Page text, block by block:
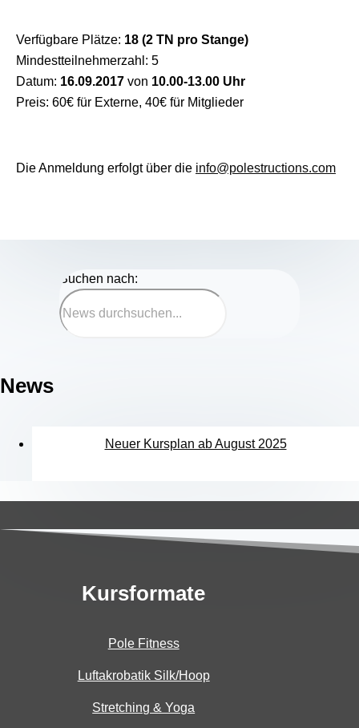
Verfügbare Plätze: 18 (2 TN pro Stange)
Mindestteilnehmerzahl: 5
Datum: 16.09.2017 von 10.00-13.00 Uhr
Preis: 60€ für Externe, 40€ für Mitglieder
Die Anmeldung erfolgt über die info@polestructions.com
Suchen nach:
News
Neuer Kursplan ab August 2025
Kursformate
Pole Fitness
Luftakrobatik Silk/Hoop
Stretching & Yoga